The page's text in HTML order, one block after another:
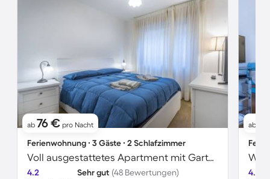
ab 76 € pro Nacht
Ferienwohnung ∙ 3 Gäste ∙ 2 Schlafzimmer
Voll ausgestattetes Apartment mit Garten | Nah am Skifahren | Perfekt für die Arbeit von Zuhause
4.2 Sehr gut (48 Bewertungen)
ab
4.5